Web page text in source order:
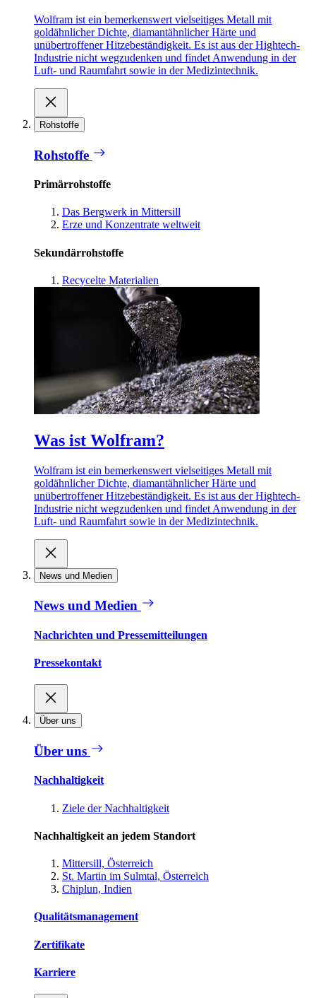
Wolfram ist ein bemerkenswert vielseitiges Metall mit
goldähnlicher Dichte, diamantähnlicher Härte und
unübertroffener Hitzebeständigkeit. Es ist aus der Hightech-
Industrie nicht wegzudenken und findet Anwendung in der
Luft- und Raumfahrt sowie in der Medizintechnik.
Rohstoffe
Rohstoffe
Primärrohstoffe
Das Bergwerk in Mittersill
Erze und Konzentrate weltweit
Sekundärrohstoffe
Recycelte Materialien
Was ist Wolfram?
Wolfram ist ein bemerkenswert vielseitiges Metall mit
goldähnlicher Dichte, diamantähnlicher Härte und
unübertroffener Hitzebeständigkeit. Es ist aus der Hightech-
Industrie nicht wegzudenken und findet Anwendung in der
Luft- und Raumfahrt sowie in der Medizintechnik.
News und Medien
News und Medien
Nachrichten und Pressemitteilungen
Pressekontakt
Über uns
Über uns
Nachhaltigkeit
Ziele der Nachhaltigkeit
Nachhaltigkeit an jedem Standort
Mittersill, Österreich
St. Martin im Sulmtal, Österreich
Chiplun, Indien
Qualitätsmanagement
Zertifikate
Karriere